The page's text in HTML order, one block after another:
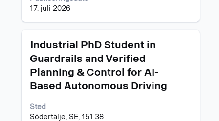
17. juli 2026
Tittel
Industrial PhD Student in
Guardrails and Verified
Planning & Control for AI-
Based Autonomous Driving
Sted
Södertälje, SE, 151 38
Velg
mellomromstasten
for
å
vise
fullstendige